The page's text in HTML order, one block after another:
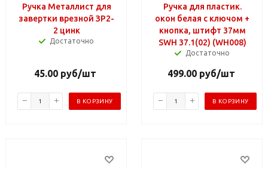
Ручка Металлист для
завертки врезной ЗР2-
2 цинк
Достаточно
45.00 руб/шт
В КОРЗИНУ
Ручка для пластик.
окон белая с ключом +
кнопка, штифт 37мм
SWH 37.1(02) (WH008)
Достаточно
499.00руб/шт
В КОРЗИНУ